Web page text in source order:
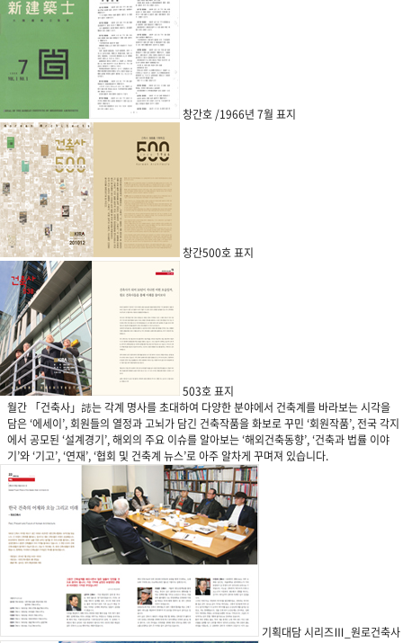
창간호 /1966년 7월 표지
창간500호 표지
503호 표지
월간 「건축사」誌는 각계 명사를 초대하여 다양한 분야에서 건축계를 바라보는 시각을
담은 ‘에세이’, 회원들의 열정과 고뇌가 담긴 건축작품을 화보로 꾸민 ‘회원작품’, 전국 각지
에서 공모된 ‘설계경기’, 해외의 주요 이슈를 알아보는 ‘해외건축동향’, ‘건축과 법률 이야
기’와 ‘기고’, ‘연재’, ‘협회 및 건축계 뉴스’로 아주 알차게 꾸며져 있습니다.
기획대담 시리즈Ⅲ_원로건축사